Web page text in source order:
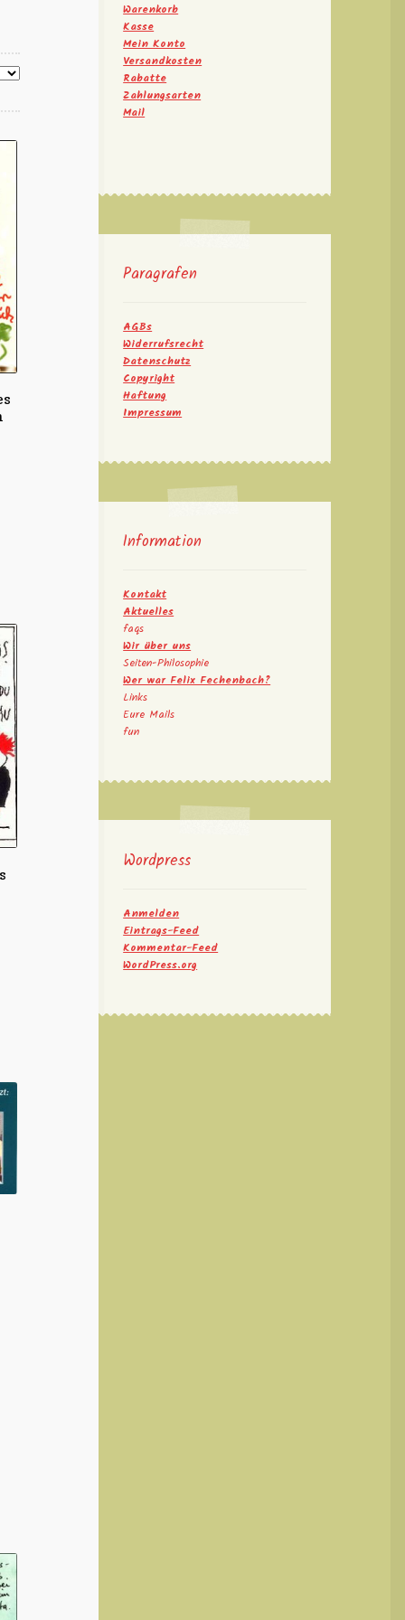
Warenkorb
Kasse
Mein Konto
Versandkosten
Rabatte
Zahlungsarten
Mail
Paragrafen
AGBs
Widerrufsrecht
Datenschutz
Copyright
Haftung
Impressum
Information
Kontakt
Aktuelles
faqs
Wir über uns
Seiten-Philosophie
Wer war Felix Fechenbach?
Links
Eure Mails
fun
Wordpress
Anmelden
Eintrags-Feed
Kommentar-Feed
WordPress.org